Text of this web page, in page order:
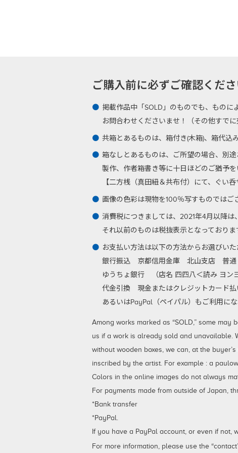
ご購入前に必ずご確認くだ
掲載作品中「SOLD」のものでも、ものに
お問合わせくださいませ！（その他すで
共箱とあるものは、箱付き(木箱)、箱代込
箱なしとあるものは、ご所望の場合、別途
製作、作者箱書き等に十日ほどのご猶予を
【二方桟（真田紐＆共布付）にて、ぐい
画像の色彩は現物を100％写すものではご
消費税につきましては、2021年4月以降は
それ以前のものは税抜表示となっており
お支払い方法は以下の方法からお選びいた
銀行振込 京都信用金庫 北山支店 普通
ゆうちょ銀行 （店名 四四八＜読み ヨ
代金引換 現金またはクレジットカード払
あるいはPayPal（ペイパル）もご利用に
Among works marked as “SOLD,” some
us if a work is already sold and unavailable.
without wooden boxes, we can, at the
inscribed by the artist. For example : a
Colors in the online images do not always
For payments made from outside of Japan,
*Bank transfer
*PayPal.
If you have a PayPal account, or even if
For more information, please use the